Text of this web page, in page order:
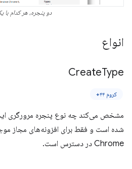
دو پنجره، هر کدام با
انواع
CreateType
کروم ۴۴+
شده است و فقط برای افزونه‌های مجاز
Chrome در دسترس است.